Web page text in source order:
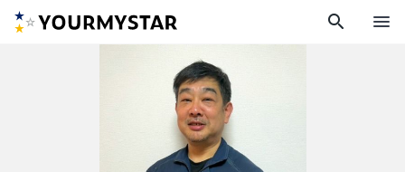
search menu